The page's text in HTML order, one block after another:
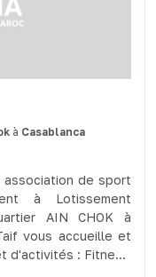
à Casablanca
de sport
à Lotissement
AIN CHOK à
vous accueille et
d'activités : Fitne...